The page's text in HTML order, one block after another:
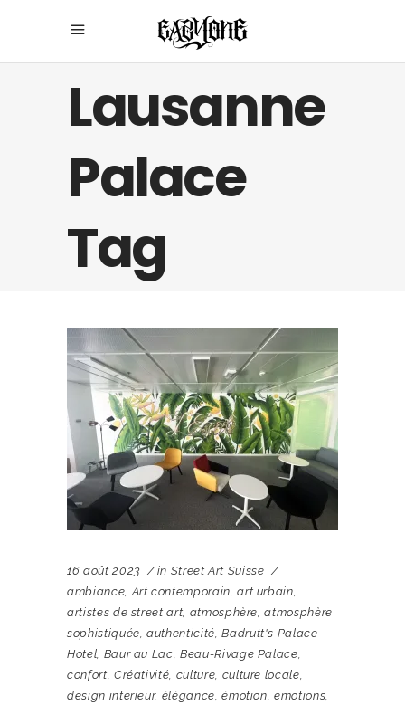
Lausanne
Palace
Tag
16 août 2023 in Street Art Suisse
ambiance,Art contemporain,art urbain,
artistes de street art, atmosphère,atmosphère
sophistiquée,authenticité,Badrutt's Palace
Hotel, Baur au Lac,Beau-Rivage Palace,
confort, Créativité, culture, culture locale,
design interieur, élégance,émotion,emotions,